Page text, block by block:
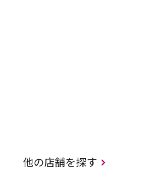
他の店舗を探す